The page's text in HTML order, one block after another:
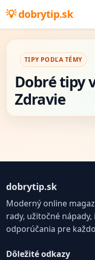
dobrytip.sk
TIPY PODĽA TÉMY
Dobré tipy
Zdravie
dobrytip.sk
Moderný online
rady, užitočné
odporúčania pre
Dôležité odkazy